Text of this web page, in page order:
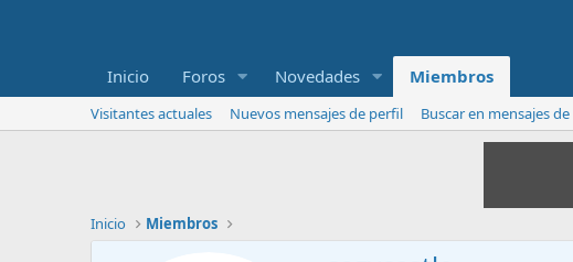
Inicio Foros Novedades Miembros
Visitantes actuales Nuevos mensajes de perfil Buscar en mensajes
Inicio Miembros